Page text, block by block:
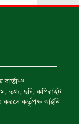
বার্তা™
তথ্য, ছবি, কপিরাইট
করলে কর্তৃপক্ষ আইনি